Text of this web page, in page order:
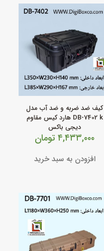
کیف ضد ضربه و ضد آب مدل
DB‑7402 k هارد کیس مقاوم
دیجی باکس
۴,۴۳۳,۰۰۰ تومان
افزودن به سبد خرید